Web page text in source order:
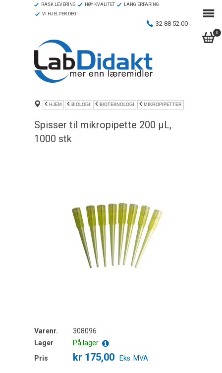
0
RASK LEVERING HØY KVALITET
LANG ERFARING
VI HJELPER DEG!
32 88 52 00
HJEM BIOLOGI BIOTEKNOLOGI MIKROPIPETTER
Spisser til mikropipette 200 µL,
1000 stk
Varenr.
308096
Lager
På lager
Pris
kr 175,00 Eks. MVA